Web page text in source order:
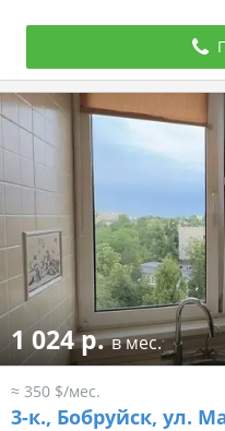
1 024 р.в мес.
≈ 350 $/мес.
3-к., Бобруйск, ул.